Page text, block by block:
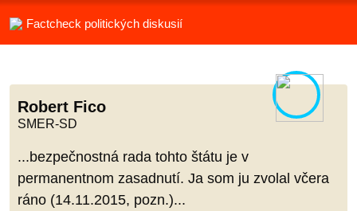
Factcheck politických diskusií
Robert Fico
SMER-SD
...bezpečnostná rada tohto štátu je v
permanentnom zasadnutí. Ja som ju zvolal včera
ráno (14.11.2015, pozn.)...